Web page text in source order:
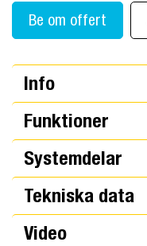
Be om offert
Info
Funktioner
Systemdelar
Tekniska data
Video